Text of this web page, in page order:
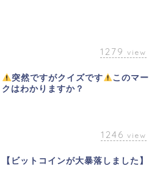
1279 view
突然ですがクイズです
このマー
クはわかりますか？
1246 view
【ビットコインが大暴落しました】